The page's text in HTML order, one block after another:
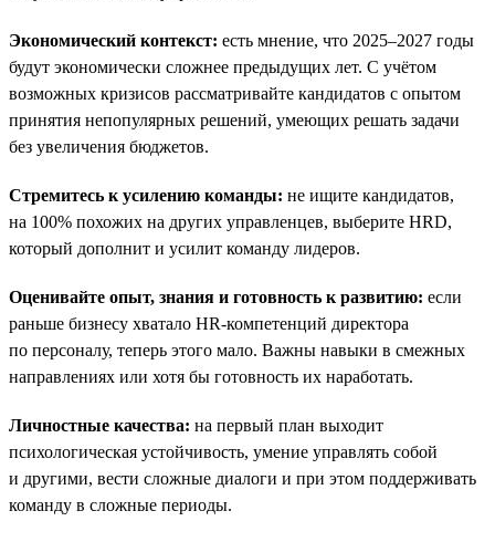
Экономический контекст: есть мнение, что 2025–2027 годы
будут экономически сложнее предыдущих лет. С учётом
возможных кризисов рассматривайте кандидатов с опытом
принятия непопулярных решений, умеющих решать задачи
без увеличения бюджетов.
Стремитесь к усилению команды: не ищите кандидатов,
на 100% похожих на других управленцев, выберите HRD,
который дополнит и усилит команду лидеров.
Оценивайте опыт, знания и готовность к развитию: если
раньше бизнесу хватало HR-компетенций директора
по персоналу, теперь этого мало. Важны навыки в смежных
направлениях или хотя бы готовность их наработать.
Личностные качества: на первый план выходит
психологическая устойчивость, умение управлять собой
и другими, вести сложные диалоги и при этом поддерживать
команду в сложные периоды.